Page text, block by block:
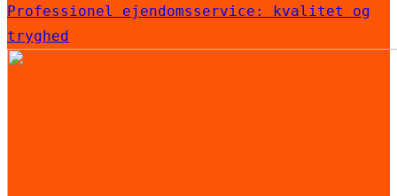
Professionel ejendomsservice: kvalitet og
tryghed